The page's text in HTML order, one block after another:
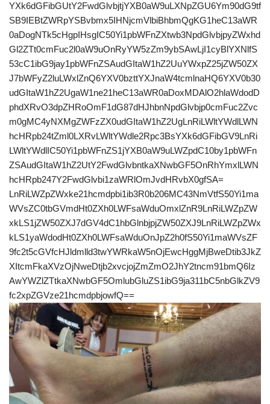
YXk6dGFibGUtY2FwdGlvbjtjYXB0aW9uLXNpZGU6Ym90dG9tf
SB9IEBtZWRpYSBvbmx5IHNjcmVlbiBhbmQgKG1heC13aWR
0aDogNTk5cHgpIHsgIC50Yi1pbWFnZXtwb3NpdGlvbjpyZWxhd
Gl2ZTt0cmFuc2l0aW9uOnRyYW5zZm9ybSAwLjI1cyBlYXNlfS
53cC1ibG9jay1pbWFnZSAudGItaW1hZ2UuYWxpZ25jZW50ZX
J7bWFyZ2luLWxlZnQ6YXV0bzttYXJnaW4tcmlnaHQ6YXV0b30
udGItaW1hZ2UgaW1ne21heC13aWR0aDoxMDAlO2hlaWdodD
phdXRvO3dpZHRoOmF1dG87dHJhbnNpdGlvbjp0cmFuc2Zvc
m0gMC4yNXMgZWFzZX0udGItaW1hZ2UgLnRiLWltYWdlLWN
hcHRpb24tZml0LXRvLWltYWdle2Rpc3BsYXk6dGFibGV9LnRi
LWltYWdlIC50Yi1pbWFnZS1jYXB0aW9uLWZpdC10by1pbWFn
ZSAudGItaW1hZ2UtY2FwdGlvbntkaXNwbGF5OnRhYmxlLWN
hcHRpb247Y2FwdGlvbi1zaWRlOmJvdHRvbX0gfSA=
LnRiLWZpZWxke21hcmdpbi1ib3R0b206MC43NmVtfS50Yi1ma
WVsZC0tbGVmdHt0ZXh0LWFsaWduOmxlZnR9LnRiLWZpZW
xkLS1jZW50ZXJ7dGV4dC1hbGlnbjpjZW50ZXJ9LnRiLWZpZWx
kLS1yaWdodHt0ZXh0LWFsaWduOnJpZ2h0fS50Yi1maWVsZF
9fc2t5cGVfcHJldmlld3twYWRkaW5nOjEwcHggMjBweDtib3JkZ
XItcmFkaXVzOjNweDtjb2xvcjojZmZmO2JhY2tncm91bmQ6Iz
AwYWZlZTtkaXNwbGF5OmlubGluZS1ibG9ja311bC5nbGlkZV9
fc2xpZGVze21hcmdpbjowfQ==